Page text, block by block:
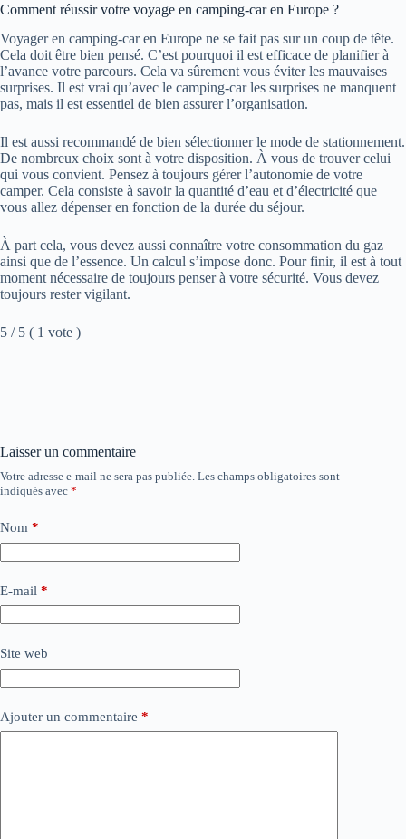
Comment réussir votre voyage en camping-car en Europe ?
Voyager en camping-car en Europe ne se fait pas sur un coup de tête.
Cela doit être bien pensé. C’est pourquoi il est efficace de planifier à
l’avance votre parcours. Cela va sûrement vous éviter les mauvaises
surprises. Il est vrai qu’avec le camping-car les surprises ne manquent
pas, mais il est essentiel de bien assurer l’organisation.
Il est aussi recommandé de bien sélectionner le mode de stationnement.
De nombreux choix sont à votre disposition. À vous de trouver celui
qui vous convient. Pensez à toujours gérer l’autonomie de votre
camper. Cela consiste à savoir la quantité d’eau et d’électricité que
vous allez dépenser en fonction de la durée du séjour.
À part cela, vous devez aussi connaître votre consommation du gaz
ainsi que de l’essence. Un calcul s’impose donc. Pour finir, il est à tout
moment nécessaire de toujours penser à votre sécurité. Vous devez
toujours rester vigilant.
5 / 5 ( 1 vote )
Laisser un commentaire
Votre adresse e-mail ne sera pas publiée. Les champs obligatoires sont
indiqués avec *
Nom *
E-mail *
Site web
Ajouter un commentaire *